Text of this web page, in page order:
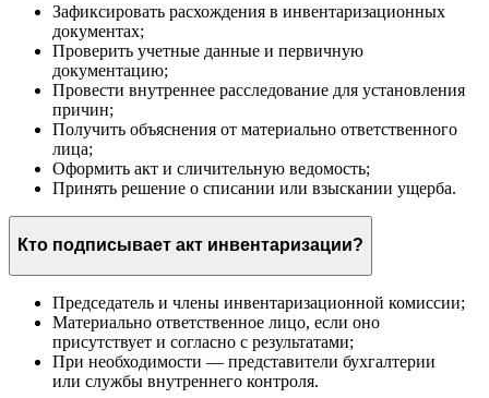
Зафиксировать расхождения в инвентаризационных
документах;
Проверить учетные данные и первичную
документацию;
Провести внутреннее расследование для установления
причин;
Получить объяснения от материально ответственного
лица;
Оформить акт и сличительную ведомость;
Принять решение о списании или взыскании ущерба.
Кто подписывает акт инвентаризации?
Председатель и члены инвентаризационной комиссии;
Материально ответственное лицо, если оно
присутствует и согласно с результатами;
При необходимости — представители бухгалтерии
или службы внутреннего контроля.